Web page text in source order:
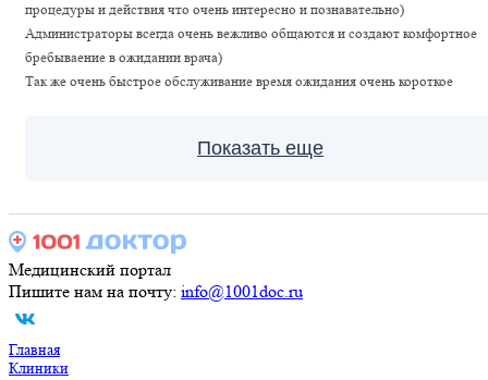
процедуры и действия что очень интересно и познавательно)
Администраторы всегда очень вежливо общаются и создают комфортное
бребываение в ожидании врача)
Так же очень быстрое обслуживание время ожидания очень короткое
Показать еще
Медицинский портал
Пишите нам на почту: info@1001doc.ru
Главная
Клиники